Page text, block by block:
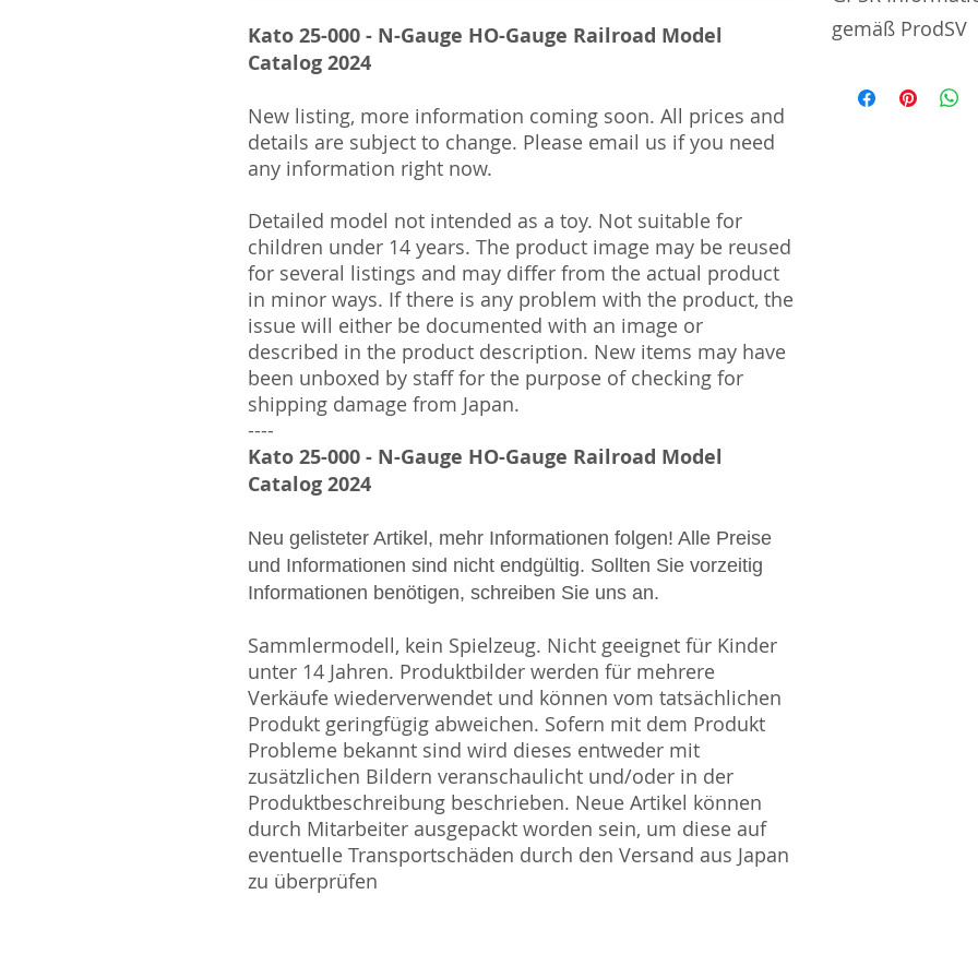
Kato 25-000 - N-Gauge HO-Gauge Railroad Model
Catalog 2024
New listing, more information coming soon. All prices and
details are subject to change. Please email us if you need
any information right now.
Detailed model not intended as a toy. Not suitable for
children under 14 years. The product image may be reused
for several listings and may differ from the actual product
in minor ways. If there is any problem with the product, the
issue will either be documented with an image or
described in the product description. New items may have
been unboxed by staff for the purpose of checking for
shipping damage from Japan.
----
Kato 25-000 - N-Gauge HO-Gauge Railroad Model
Catalog 2024
Neu gelisteter Artikel, mehr Informationen folgen! Alle Preise
und Informationen sind nicht endgültig. Sollten Sie vorzeitig
Informationen benötigen, schreiben Sie uns an.
Sammlermodell, kein Spielzeug. Nicht geeignet für Kinder
unter 14 Jahren. Produktbilder werden für mehrere
Verkäufe wiederverwendet und können vom tatsächlichen
Produkt geringfügig abweichen. Sofern mit dem Produkt
Probleme bekannt sind wird dieses entweder mit
zusätzlichen Bildern veranschaulicht und/oder in der
Produktbeschreibung beschrieben. Neue Artikel können
durch Mitarbeiter ausgepackt worden sein, um diese auf
eventuelle Transportschäden durch den Versand aus Japan
zu überprüfen
gemäß ProdSV
Manufacturer /